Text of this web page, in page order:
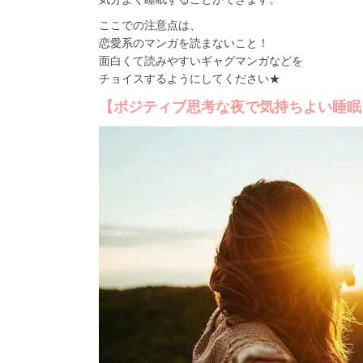
ここでの注意点は、
恋愛系のマンガを読まないこと！
面白くて読みやすいギャグマンガなどを
チョイスするようにしてください★
【ポジティブ思考な夜で気持ちよい睡